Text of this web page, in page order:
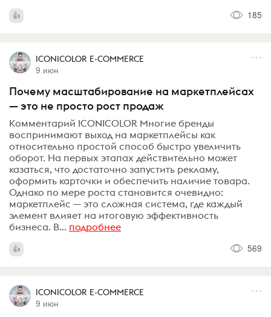
185
ICONICOLOR E-COMMERCE
9 июн
Почему масштабирование на маркетплейсах
— это не просто рост продаж
Комментарий ICONICOLOR Многие бренды
воспринимают выход на маркетплейсы как
относительно простой способ быстро увеличить
оборот. На первых этапах действительно может
казаться, что достаточно запустить рекламу,
оформить карточки и обеспечить наличие товара.
Однако по мере роста становится очевидно:
маркетплейс — это сложная система, где каждый
элемент влияет на итоговую эффективность
бизнеса. В... подробнее
569
ICONICOLOR E-COMMERCE
9 июн